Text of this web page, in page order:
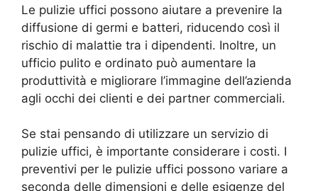
Le pulizie uffici possono aiutare a prevenire la
diffusione di germi e batteri, riducendo così il
rischio di malattie tra i dipendenti. Inoltre, un
ufficio pulito e ordinato può aumentare la
produttività e migliorare l’immagine dell’azienda
agli occhi dei clienti e dei partner commerciali.
Se stai pensando di utilizzare un servizio di
pulizie uffici, è importante considerare i costi. I
preventivi per le pulizie uffici possono variare a
seconda delle dimensioni e delle esigenze del